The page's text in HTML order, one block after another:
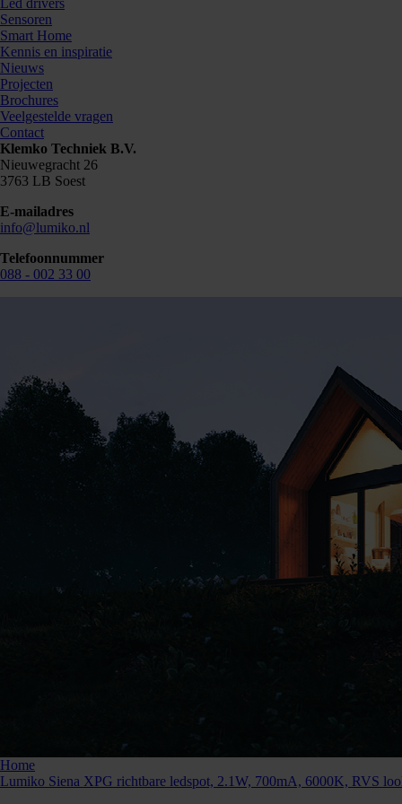
Led drivers
Sensoren
Smart Home
Kennis en inspiratie
Nieuws
Projecten
Brochures
Veelgestelde vragen
Contact
Klemko Techniek B.V.
Nieuwegracht 26
3763 LB Soest
E-mailadres
info@lumiko.nl
Telefoonnummer
088 - 002 33 00
Home
Lumiko Siena XPG richtbare ledspot, 2.1W, 700mA, 6000K, RVS
Bestellen
Kunnen we je ergens mee helpen? Neem dan